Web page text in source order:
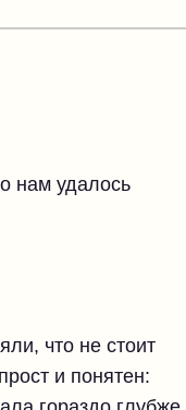
нам удалось
что не стоит
и понятен: